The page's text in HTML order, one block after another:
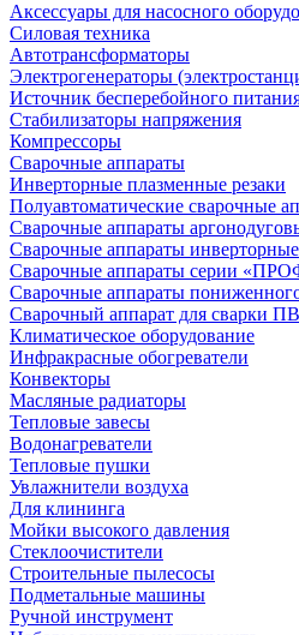
Аксессуары для насосного
Силовая техника
Автотрансформаторы
Электрогенераторы
Источник бесперебойного
Стабилизаторы напряжения
Компрессоры
Сварочные аппараты
Инверторные плазменные резаки
Полуавтоматические сварочные
Сварочные аппараты
Сварочные аппараты инверторные
Сварочные аппараты серии
Сварочные аппараты
Сварочный аппарат для сварки
Климатическое оборудование
Инфракрасные обогреватели
Конвекторы
Масляные радиаторы
Тепловые завесы
Водонагреватели
Тепловые пушки
Увлажнители воздуха
Для клининга
Мойки высокого давления
Стеклоочистители
Строительные пылесосы
Подметальные машины
Ручной инструмент